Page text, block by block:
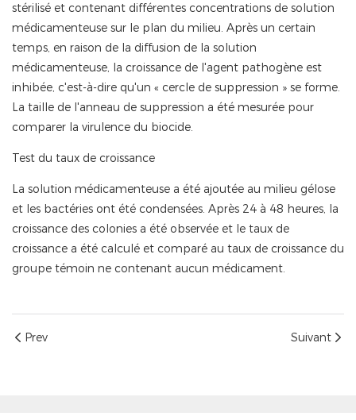
stérilisé et contenant différentes concentrations de solution
médicamenteuse sur le plan du milieu. Après un certain
temps, en raison de la diffusion de la solution
médicamenteuse, la croissance de l'agent pathogène est
inhibée, c'est-à-dire qu'un « cercle de suppression » se forme.
La taille de l'anneau de suppression a été mesurée pour
comparer la virulence du biocide.
Test du taux de croissance
La solution médicamenteuse a été ajoutée au milieu gélose
et les bactéries ont été condensées. Après 24 à 48 heures, la
croissance des colonies a été observée et le taux de
croissance a été calculé et comparé au taux de croissance du
groupe témoin ne contenant aucun médicament.
Prev Suivant